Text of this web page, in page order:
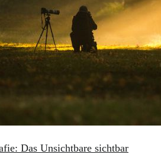
Das Unsichtbare sichtbar